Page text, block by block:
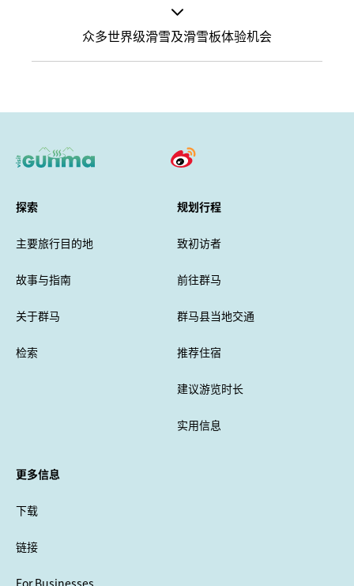
众多世界级滑雪及滑雪板体验机会
探索
主要旅行目的地
故事与指南
关于群马
检索
规划行程
致初访者
前往群马
群马县当地交通
推荐住宿
建议游览时长
实用信息
更多信息
下载
链接